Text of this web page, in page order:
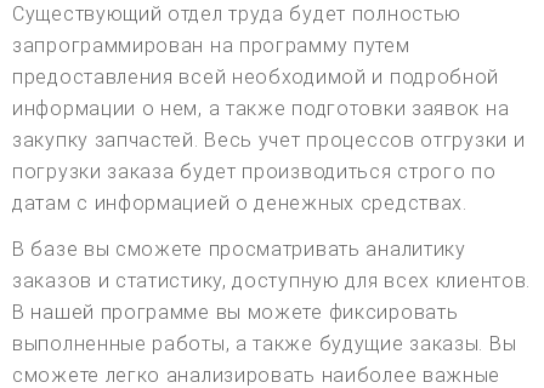
Существующий отдел труда будет полностью
запрограммирован на программу путем
предоставления всей необходимой и подробной
информации о нем, а также подготовки заявок на
закупку запчастей. Весь учет процессов отгрузки и
погрузки заказа будет производиться строго по
датам с информацией о денежных средствах.
В базе вы сможете просматривать аналитику
заказов и статистику, доступную для всех клиентов.
В нашей программе вы можете фиксировать
выполненные работы, а также будущие заказы. Вы
сможете легко анализировать наиболее важные